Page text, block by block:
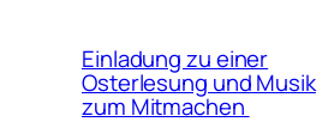
Einladung zu einer
Osterlesung und Musik
zum Mitmachen